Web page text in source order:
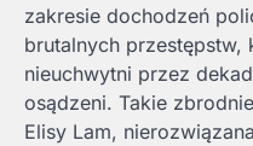
zakresie dochodzeń
brutalnych
nieuchwytni przez
osądzeni. Takie
Elisy Lam,